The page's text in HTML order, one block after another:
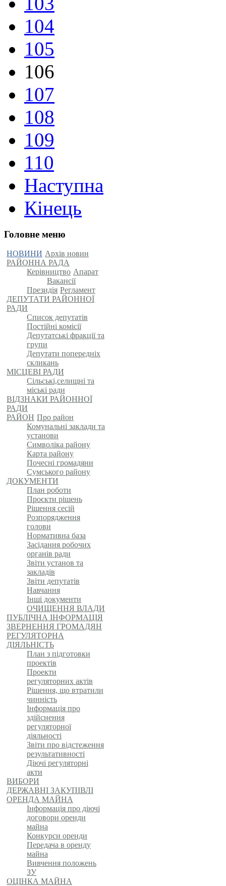
104
105
106
107
108
109
110
Наступна
Кінець
Головне меню
НОВИНИ Архів новин
РАЙОННА РАДА
Керівництво Апарат
Вакансії
Президія Регламент
ДЕПУТАТИ РАЙОННОЇ
РАДИ
Список депутатів
Постійні комісії
Депутатські фракції та
групи
Депутати попередніх
скликань
МІСЦЕВІ РАДИ
Сільські,селищні та
міські ради
ВІДЗНАКИ РАЙОННОЇ
РАДИ
РАЙОН Про район
Комунальні заклади та
установи
Символіка району
Карта району
Почесні громадяни
Сумського району
ДОКУМЕНТИ
План роботи
Проєкти рішень
Рішення сесій
Розпорядження
голови
Нормативна база
Засідання робочих
органів ради
Звіти установ та
закладів
Звіти депутатів
Навчання
Інші документи
ОЧИЩЕННЯ ВЛАДИ
ПУБЛІЧНА ІНФОРМАЦІЯ
ЗВЕРНЕННЯ ГРОМАДЯН
РЕГУЛЯТОРНА
ДІЯЛЬНІСТЬ
План з підготовки
проектів
Проекти
регуляторних актів
Рішення, що втратили
чинність
Інформація про
здійснення
регуляторної
діяльності
Звіти про відстеження
результативності
Діючі регуляторні
акти
ВИБОРИ
ДЕРЖАВНІ ЗАКУПІВЛІ
ОРЕНДА МАЙНА
Інформація про діючі
договори оренди
майна
Конкурси оренди
Передача в оренду
майна
Вивчення положень
ЗУ
ОЦІНКА МАЙНА